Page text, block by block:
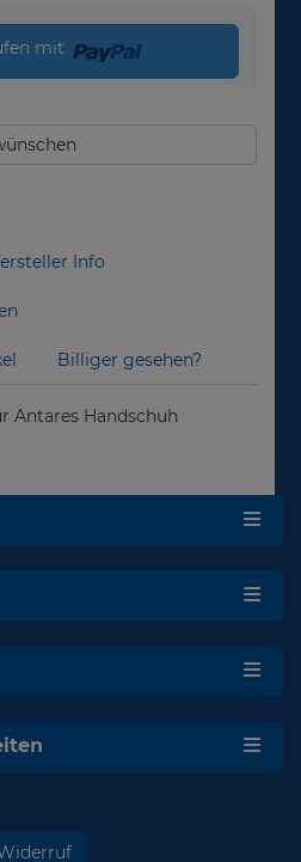
mit
Info
Billiger gesehen?
Antares Handschuh